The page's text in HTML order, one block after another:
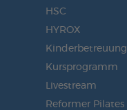
HSC
HYROX
Kinderbetreuung
Kursprogramm
Livestream
Reformer Pilates